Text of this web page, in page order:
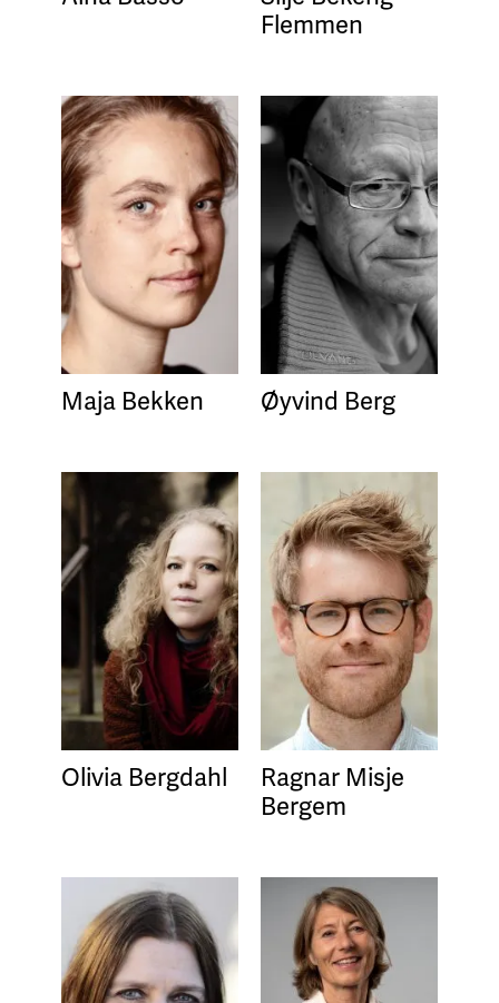
Flemmen
Maja Bekken Øyvind Berg
Olivia Bergdahl
Ragnar Misje
Bergem